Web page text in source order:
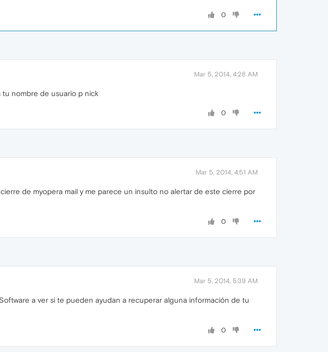
0
Mar 5, 2014, 4:28 AM
nombre de usuario p nick
0
Mar 5, 2014, 4:51 AM
de myopera mail y me parece un insulto no alertar de este cierre por
0
Mar 5, 2014, 5:39 AM
a ver si te pueden ayudan a recuperar alguna información de tu
0